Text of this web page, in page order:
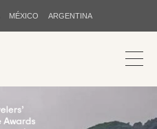
MÉXICO ARGENTINA